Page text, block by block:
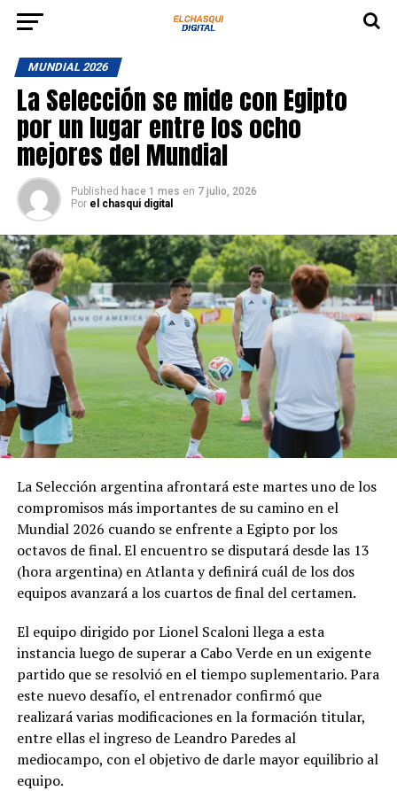
MUNDIAL 2026
La Selección se mide con Egipto
por un lugar entre los ocho
mejores del Mundial
Published hace 1 mes en 7 julio, 2026
Por el chasqui digital
La Selección argentina afrontará este martes uno de los
compromisos más importantes de su camino en el
Mundial 2026 cuando se enfrente a Egipto por los
octavos de final. El encuentro se disputará desde las 13
(hora argentina) en Atlanta y definirá cuál de los dos
equipos avanzará a los cuartos de final del certamen.
El equipo dirigido por Lionel Scaloni llega a esta
instancia luego de superar a Cabo Verde en un exigente
partido que se resolvió en el tiempo suplementario. Para
este nuevo desafío, el entrenador confirmó que
realizará varias modificaciones en la formación titular,
entre ellas el ingreso de Leandro Paredes al
mediocampo, con el objetivo de darle mayor equilibrio al
equipo.